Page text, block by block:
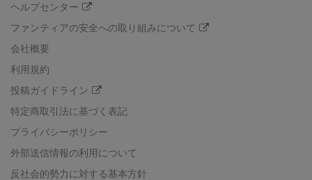
ヘルプセンター
ファンティアの安全への取り組みについて
会社概要
利用規約
投稿ガイドライン
特定商取引法に基づく表記
プライバシーポリシー
外部送信情報の利用について
反社会的勢力に対する基本方針